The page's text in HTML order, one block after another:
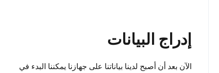
إدراج البيانات
الآن بعد أن أصبح لدينا بياناتنا على جهازنا يمكننا البدء في